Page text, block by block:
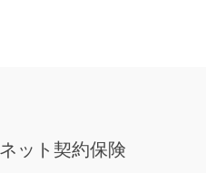
ット契約保険